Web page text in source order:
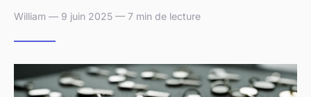
William — 9 juin 2025 — 7 min de lecture